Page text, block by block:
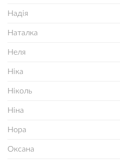
Надія
Наталка
Неля
Ніка
Ніколь
Ніна
Нора
Оксана